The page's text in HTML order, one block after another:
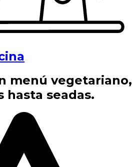
menú vegetariano,
hasta seadas.